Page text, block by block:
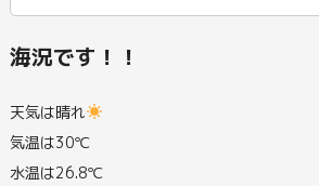
海況です！！
天気は晴れ
気温は30℃
水温は26.8℃